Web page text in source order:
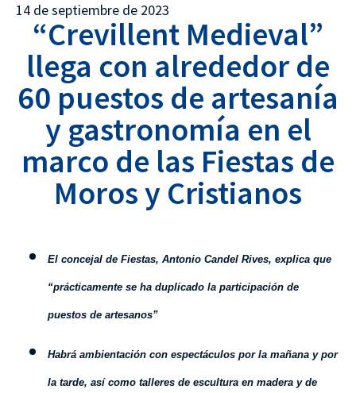
14 de septiembre de 2023
“Crevillent Medieval”
llega con alrededor de
60 puestos de artesanía
y gastronomía en el
marco de las Fiestas de
Moros y Cristianos
El concejal de Fiestas, Antonio Candel Rives, explica que
“prácticamente se ha duplicado la participación de
puestos de artesanos”
Habrá ambientación con espectáculos por la mañana y por
la tarde, así como talleres de escultura en madera y de